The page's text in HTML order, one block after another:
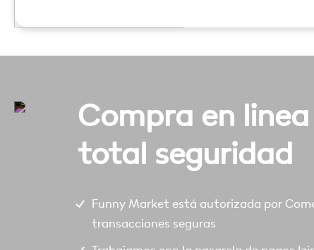
Compra en
total seguridad
Funny Market está autorizada por
transacciones seguras